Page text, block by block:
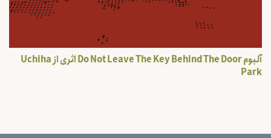
آلبوم Do Not Leave The Key Behind The Door اثری از Uchiha
Park